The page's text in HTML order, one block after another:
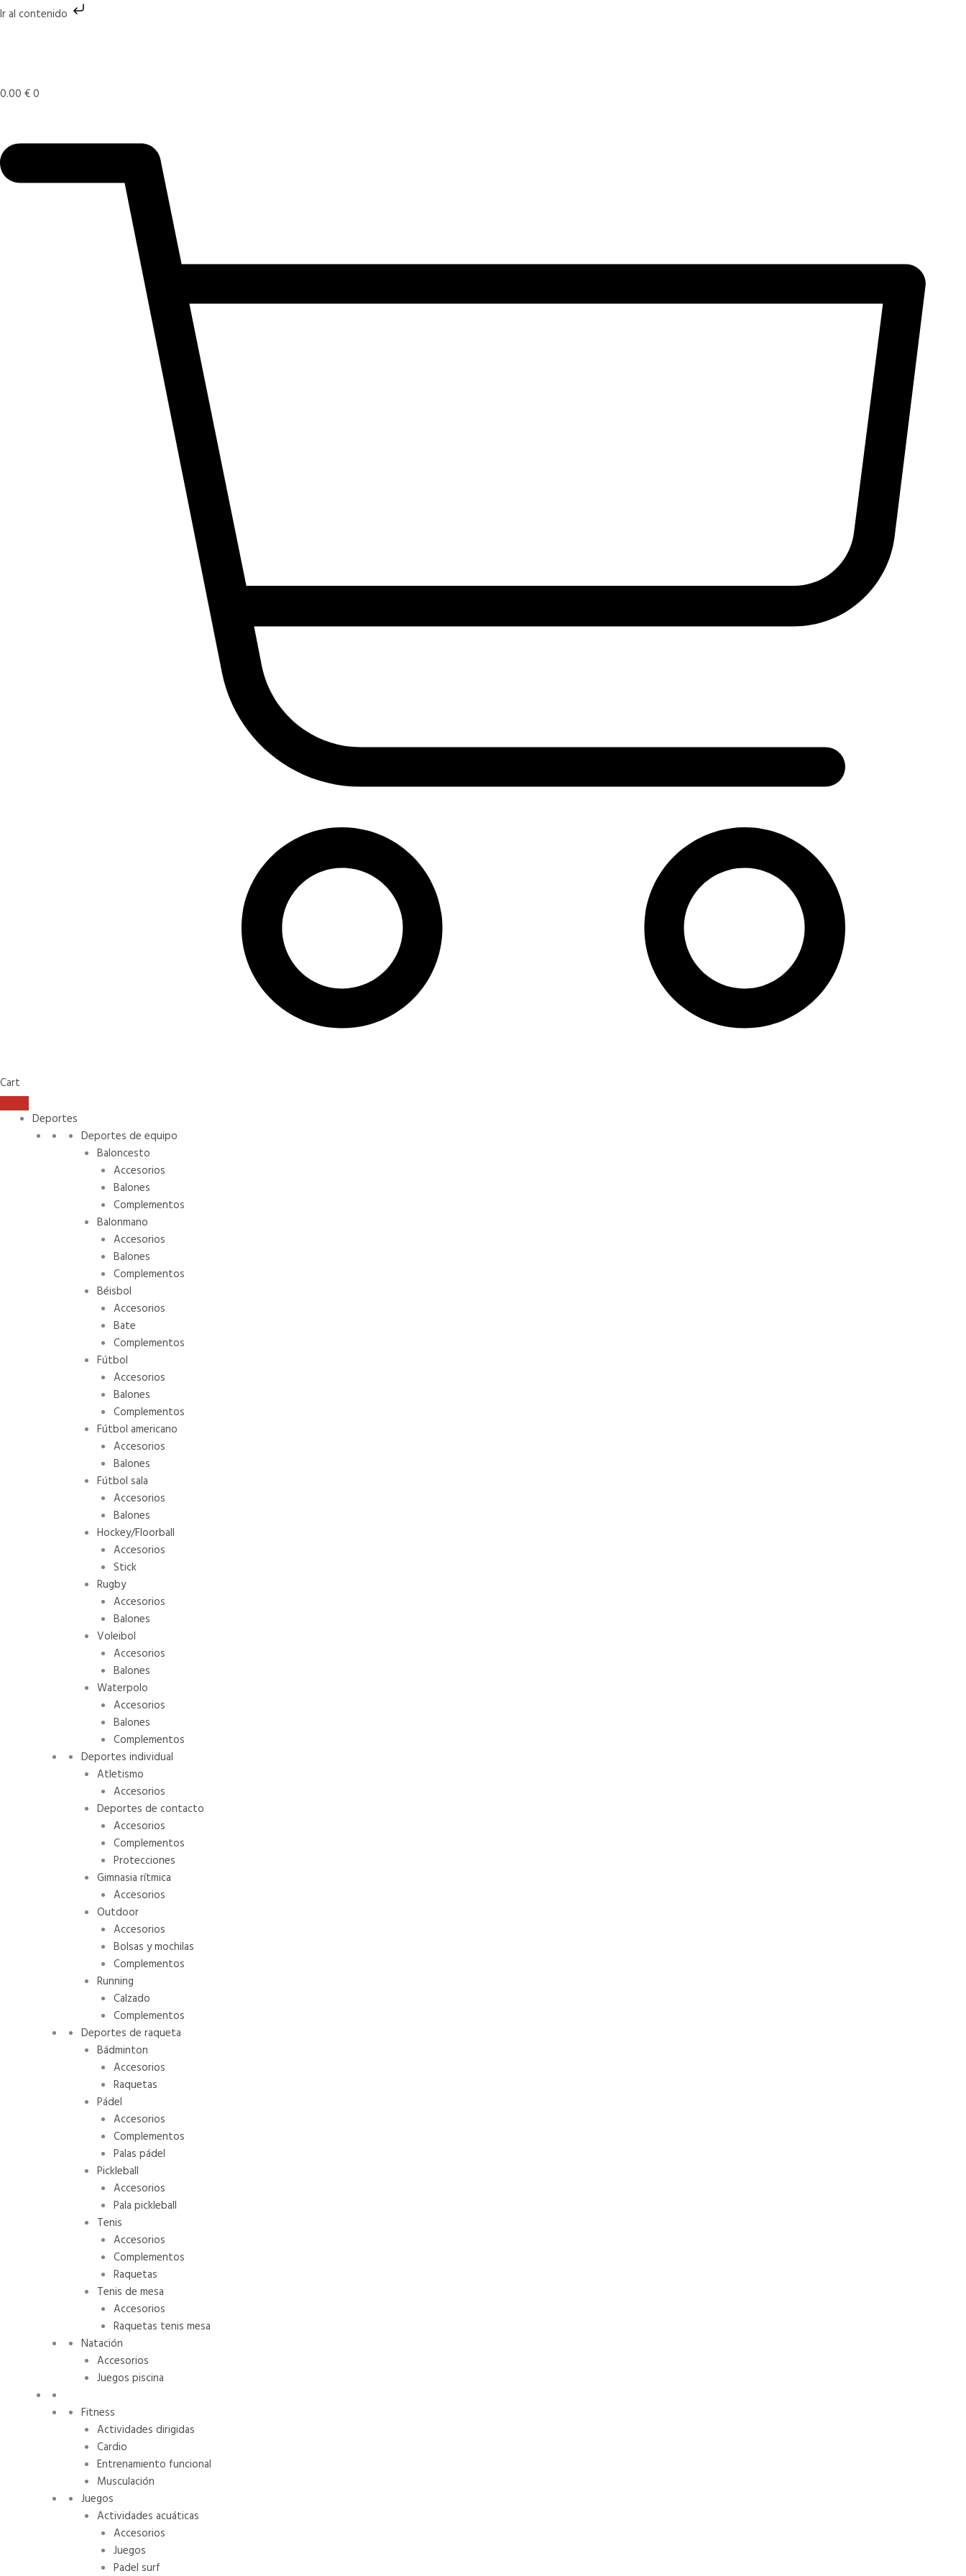
Ir al contenido
Ir
0.00 €0
Cart
Deportes
Deportes de equipo
Baloncesto
Accesorios
Balones
Complementos
Balonmano
Accesorios
Balones
Complementos
Béisbol
Accesorios
Bate
Complementos
Fútbol
Accesorios
Balones
Complementos
Fútbol americano
Accesorios
Balones
Fútbol sala
Accesorios
Balones
Hockey/Floorball
Accesorios
Stick
Rugby
Accesorios
Balones
Voleibol
Accesorios
Balones
Waterpolo
Accesorios
Balones
Complementos
Deportes individual
Atletismo
Accesorios
Deportes de contacto
Accesorios
Complementos
Protecciones
Gimnasia rítmica
Accesorios
Outdoor
Accesorios
Bolsas y mochilas
Complementos
Running
Calzado
Complementos
Deportes de raqueta
Bádminton
Accesorios
Raquetas
Pádel
Accesorios
Complementos
Palas pádel
Pickleball
Accesorios
Pala pickleball
Tenis
Accesorios
Complementos
Raquetas
Tenis de mesa
Accesorios
Raquetas tenis mesa
Natación
Accesorios
Juegos piscina
Fitness
Actividades dirigidas
Cardio
Entrenamiento funcional
Musculación
Juegos
Actividades acuáticas
Accesorios
Juegos
Padel surf